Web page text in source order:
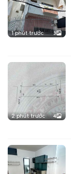
1 phút trước 3
2 phút trước 4